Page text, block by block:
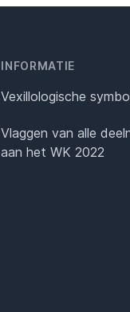
INFORMATIE
Vexillologische
Vlaggen van alle
aan het WK 2022